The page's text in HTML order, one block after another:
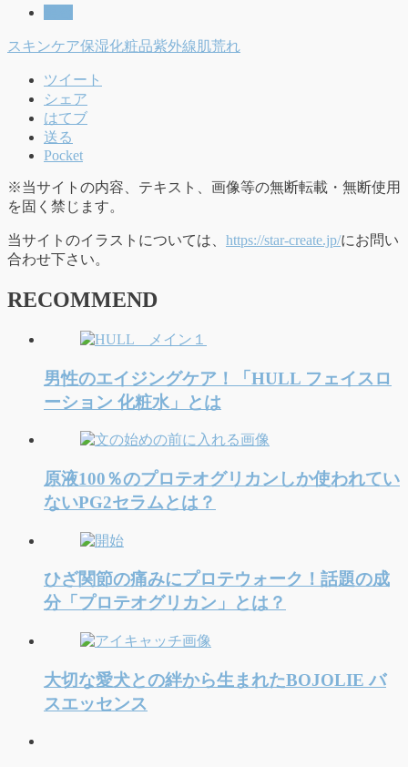
スキンケア保湿化粧品紫外線 肌荒れ
ツイート
シェア
はてブ
送る
Pocket
※当サイトの内容、テキスト、画像等の無断転載・無断使用
を固く禁じます。
当サイトのイラストについては、 https://star-create.jp/にお問い
合わせ下さい。
RECOMMEND
男性のエイジングケア！「HULL フェイスロ
ーション 化粧水」とは
原液100％のプロテオグリカンしか使われてい
ないPG2セラムとは？
ひざ関節の痛みにプロテウォーク！話題の成
分「プロテオグリカン」とは？
大切な愛犬との絆から生まれたBOJOLIE バ
スエッセンス